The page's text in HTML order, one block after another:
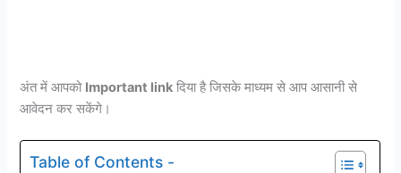
अंत में आपको Important link दिया है जिसके माध्यम से आप आसानी से
आवेदन कर सकेंगे।
Table of Contents -